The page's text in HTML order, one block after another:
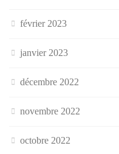
février 2023
janvier 2023
décembre 2022
novembre 2022
octobre 2022